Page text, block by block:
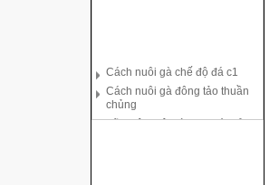
Cách nuôi gà đông tảo thuần
Kỹ thuật nuôi gà con mới nở
Hướng dẫn nuôi gà đá